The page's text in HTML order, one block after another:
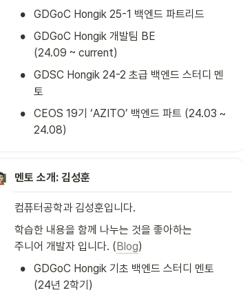
• GDGoC Hongik 25-1 백엔드 파트리드
•
GDGoC Hongik 개발팀 BE
(24.09 ~ current)
•
GDSC Hongik 24-2 초급 백엔드 스터디 멘
토
•
CEOS 19기 ‘AZITO’ 백엔드 파트 (24.03 ~
24.08)
멘토 소개: 김성훈
컴퓨터공학과 김성훈입니다.
학습한 내용을 함께 나누는 것을 좋아하는
주니어 개발자 입니다. ( Blog)
•
GDGoC Hongik 기초 백엔드 스터디 멘토
(24년 2학기)